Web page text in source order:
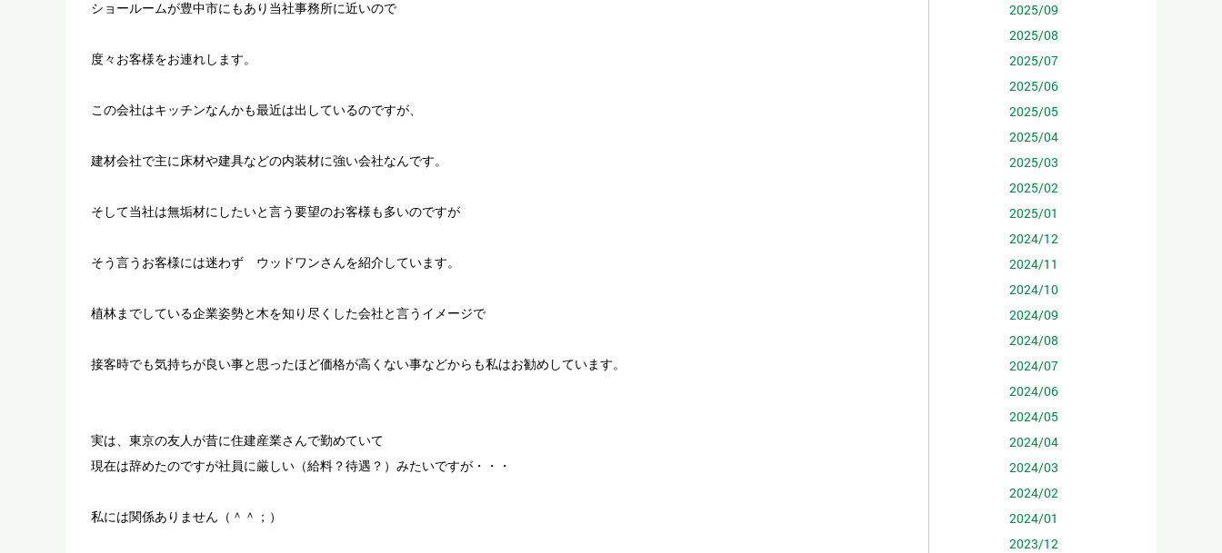
ショールームが豊中市にもあり当社事務所に近いので
度々お客様をお連れします。
この会社はキッチンなんかも最近は出しているのですが、
建材会社で主に床材や建具などの内装材に強い会社なんです。
そして当社は無垢材にしたいと言う要望のお客様も多いのですが
そう言うお客様には迷わず ウッドワンさんを紹介しています。
植林までしている企業姿勢と木を知り尽くした会社と言うイメージで
接客時でも気持ちが良い事と思ったほど価格が高くない事などからも私はお勧めしています。
実は、東京の友人が昔に住建産業さんで勤めていて
現在は辞めたのですが社員に厳しい（給料？待遇？）みたいですが・・・
私には関係ありません（＾＾；）
2025/09
2025/08
2025/07
2025/06
2025/05
2025/04
2025/03
2025/02
2025/01
2024/12
2024/11
2024/10
2024/09
2024/08
2024/07
2024/06
2024/05
2024/04
2024/03
2024/02
2024/01
2023/12